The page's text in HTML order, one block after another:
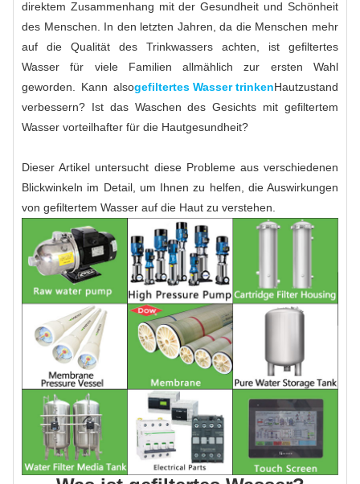
direktem Zusammenhang mit der Gesundheit und Schönheit
des Menschen. In den letzten Jahren, da die Menschen mehr
auf die Qualität des Trinkwassers achten, ist gefiltertes
Wasser für viele Familien allmählich zur ersten Wahl
geworden. Kann alsogefiltertes Wasser trinkenHautzustand
verbessern? Ist das Waschen des Gesichts mit gefiltertem
Wasser vorteilhafter für die Hautgesundheit?
Dieser Artikel untersucht diese Probleme aus verschiedenen
Blickwinkeln im Detail, um Ihnen zu helfen, die Auswirkungen
von gefiltertem Wasser auf die Haut zu verstehen.